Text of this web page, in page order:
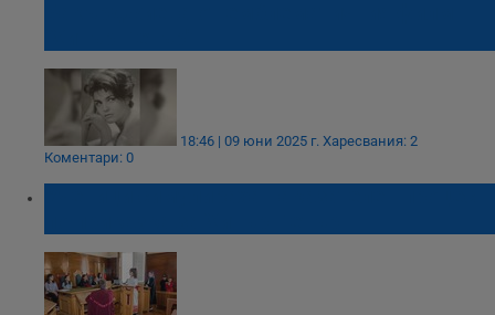
18:46 | 09 юни 2025 г. Харесвания: 2
Коментари: 0